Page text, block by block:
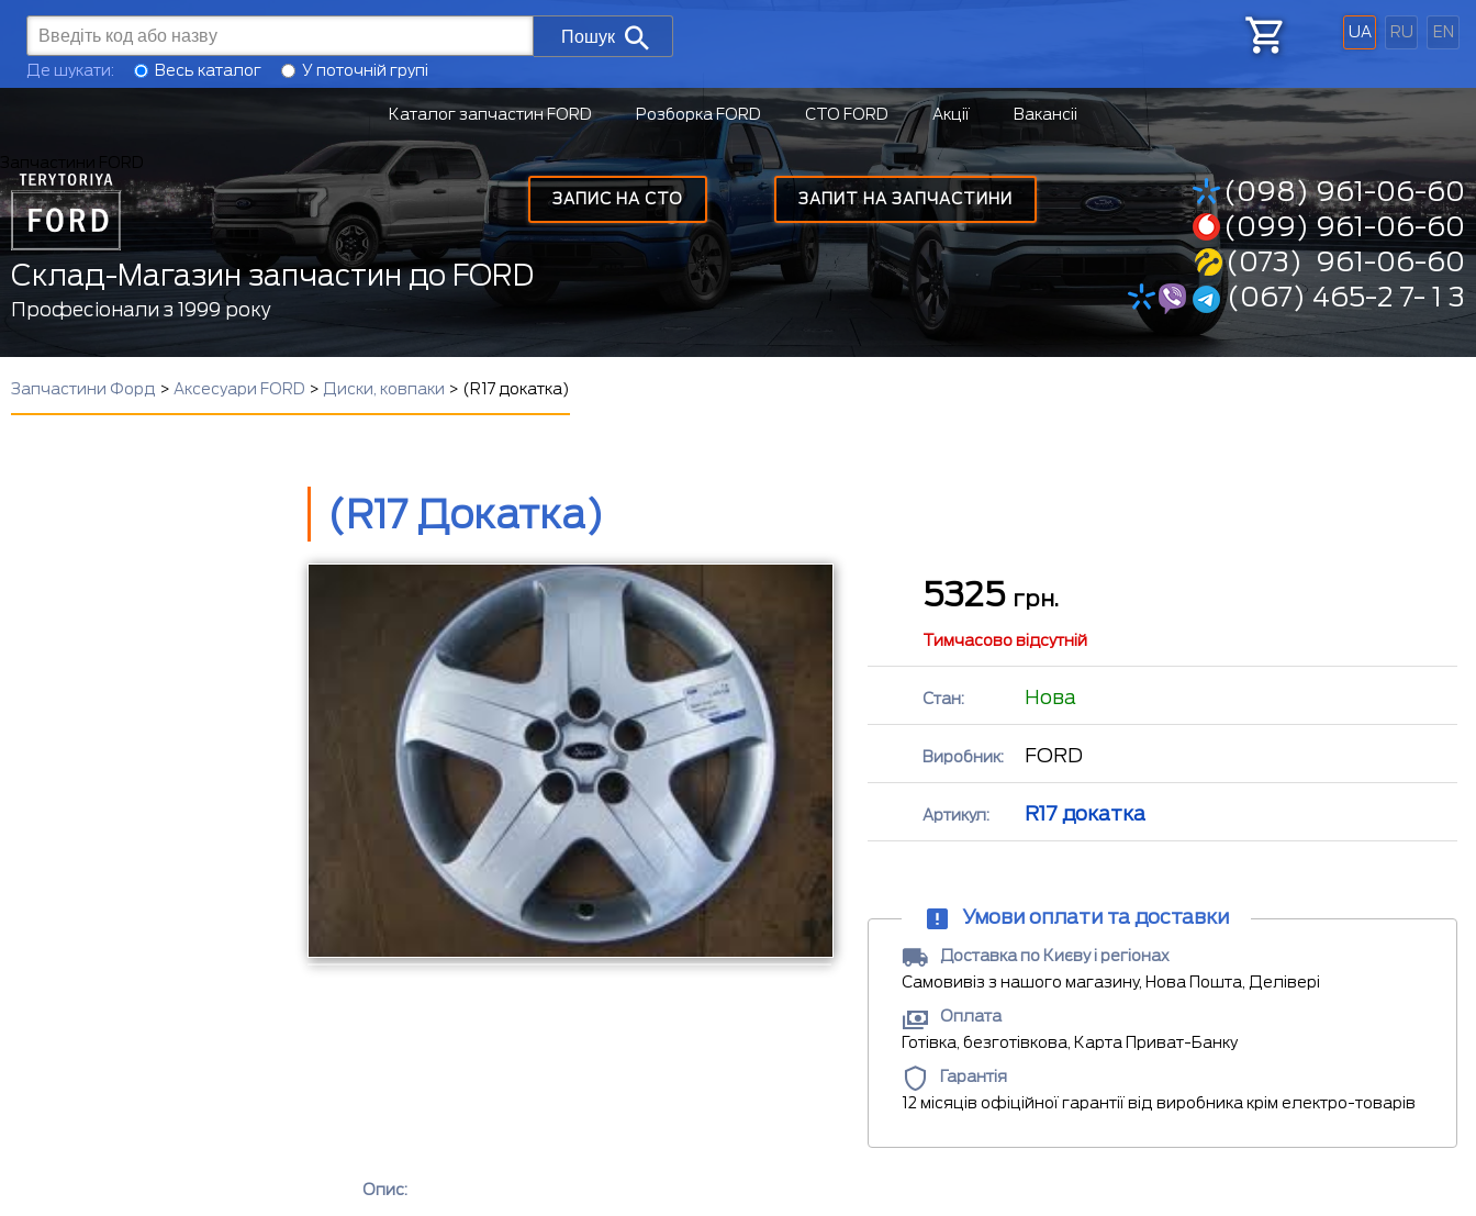
UA RU EN
ЗАПИТ НА ЗАПЧАСТИНИ
ЗАПИС НА СТО
Пошук
Де шукати: Весь каталог У поточній групі
Каталог запчастин FORD Розборка FORD СТО FORD Акції Вакансіі
Склад-Магазин запчастин до FORD
Професіонали з 1999 року
(098) 961-06-60
(099) 961-06-60
(073) 961-06-60
(067) 465-2 7- 1 3
Запчастини Форд > Аксесуари FORD > Диски, ковпаки > (R17 докатка)
(R17 Докатка)
5325 грн.
Тимчасово відсутній
Стан: Нова
Виробник: FORD
Артикул: R17 докатка
Умови оплати та доставки
Доставка по Києву і регіонах
Самовивіз з нашого магазину, Нова Пошта, Делівері
Оплата
Готівка, безготівкова, Карта Приват-Банку
Гарантія
12 місяців офіційної гарантії від виробника крім електро-товарів
Опис: